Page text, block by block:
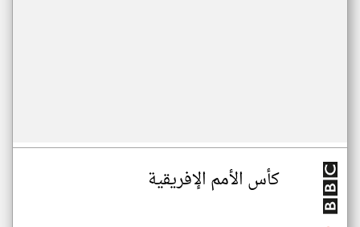
كأس الأمم الإفريقية